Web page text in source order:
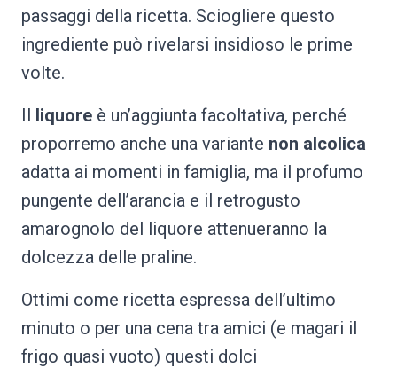
passaggi della ricetta. Sciogliere questo
ingrediente può rivelarsi insidioso le prime
volte.
Il liquore è un’aggiunta facoltativa, perché
proporremo anche una variante non alcolica
adatta ai momenti in famiglia, ma il profumo
pungente dell’arancia e il retrogusto
amarognolo del liquore attenueranno la
dolcezza delle praline.
Ottimi come ricetta espressa dell’ultimo
minuto o per una cena tra amici (e magari il
frigo quasi vuoto) questi dolci